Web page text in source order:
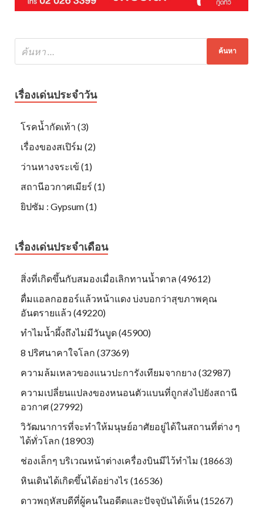
เรื่องเด่นประจำวัน
โรคน้ำกัดเท้า (3)
เรื่องของสเปิร์ม (2)
ว่านหางจระเข้ (1)
สถานีอวกาศเมียร์ (1)
ยิปซัม : Gypsum (1)
เรื่องเด่นประจำเดือน
สิ่งที่เกิดขึ้นกับสมองเมื่อเลิกทานน้ำตาล (49612)
ดื่มแอลกอฮอร์แล้วหน้าแดง บ่งบอกว่าสุขภาพคุณ
อันตรายแล้ว (49220)
ทำไมน้ำผึ้งถึงไม่มีวันบูด (45900)
8 ปริศนาคาใจโลก (37369)
ความล้มเหลวของแนวปะการังเทียมจากยาง (32987)
ความเปลี่ยนแปลงของหนอนตัวแบนที่ถูกส่งไปยังสถานี
อวกาศ (27992)
วิวัฒนาการที่จะทำให้มนุษย์อาศัยอยู่ได้ในสถานที่ต่าง ๆ
ได้ทั่วโลก (18903)
ช่องเล็กๆ บริเวณหน้าต่างเครื่องบินมีไว้ทำไม (18663)
หินเดินได้เกิดขึ้นได้อย่างไร (16536)
ดาวพฤหัสบดีที่ผู้คนในอดีตและปัจจุบันได้เห็น (15267)